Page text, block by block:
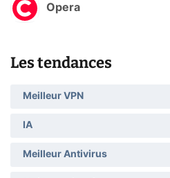
Opera
Les tendances
Meilleur VPN
IA
Meilleur Antivirus